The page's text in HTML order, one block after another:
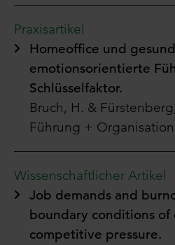
Praxisartikel
Homeoffice und
emotionsorientierte
Schlüsselfaktor.
Bruch, H. &
Führung +
Wissenschaftlicher Artikel
Job demands and
boundary conditions
competitive pressure.